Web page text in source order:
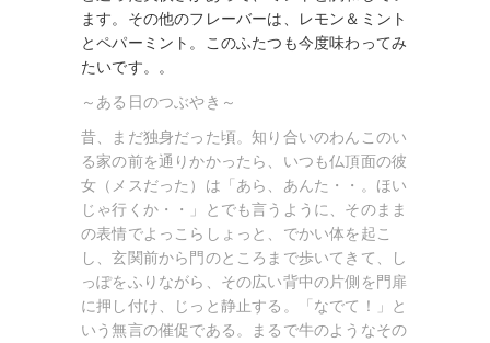
ます。その他のフレーバーは、レモン＆ミント
とペパーミント。このふたつも今度味わってみ
たいです。。
～ある日のつぶやき～
昔、まだ独身だった頃。知り合いのわんこのい
る家の前を通りかかったら、いつも仏頂面の彼
女（メスだった）は「あら、あんた・・。ほい
じゃ行くか・・」とでも言うように、そのまま
の表情でよっこらしょっと、でかい体を起こ
し、玄関前から門のところまで歩いてきて、し
っぽをふりながら、その広い背中の片側を門扉
に押し付け、じっと静止する。「なでて！」と
いう無言の催促である。まるで牛のようなその